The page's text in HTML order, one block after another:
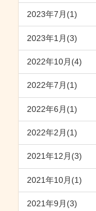
2023年7月(1)
2023年1月(3)
2022年10月(4)
2022年7月(1)
2022年6月(1)
2022年2月(1)
2021年12月(3)
2021年10月(1)
2021年9月(3)